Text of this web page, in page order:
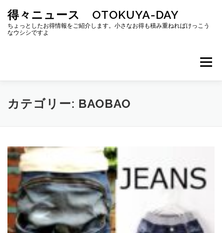
ッ
得々ニュース OTOKUYA-DAY
ちょっとしたお得情報をご紹介します。小さなお得も積み重ねればけっこう
なウシシですよ
メニュー
カテゴリー: BAOBAO